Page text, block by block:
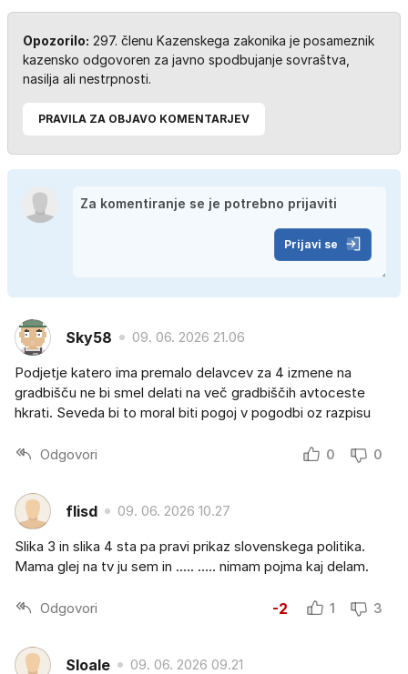
Opozorilo: 297. členu Kazenskega zakonika je posameznik
kazensko odgovoren za javno spodbujanje sovraštva,
nasilja ali nestrpnosti.
PRAVILA ZA OBJAVO KOMENTARJEV
Prijavi se
Sky58 09. 06. 2026 21.06
Podjetje katero ima premalo delavcev za 4 izmene na
gradbišču ne bi smel delati na več gradbiščih avtoceste
hkrati. Seveda bi to moral biti pogoj v pogodbi oz razpisu
Odgovori 0 0
flisd 09. 06. 2026 10.27
Slika 3 in slika 4 sta pa pravi prikaz slovenskega politika.
Mama glej na tv ju sem in ..... ..... nimam pojma kaj delam.
Odgovori -2 1 3
Sloale 09. 06. 2026 09.21